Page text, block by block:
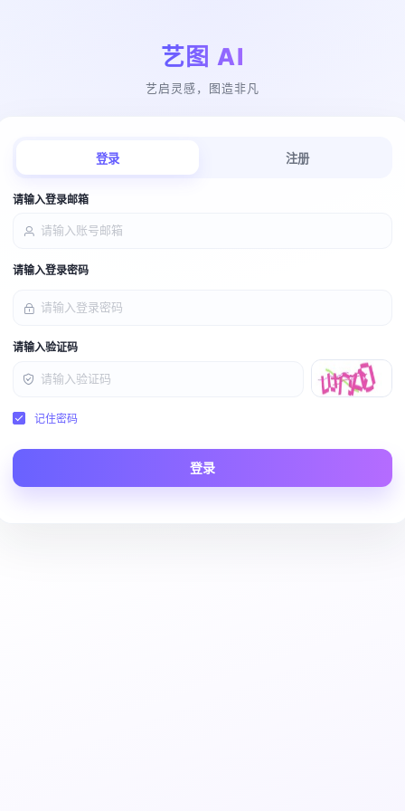
艺图 AI
艺启灵感，图造非凡
登录 注册
请输入登录邮箱
请输入登录密码
请输入验证码
记住密码
登录